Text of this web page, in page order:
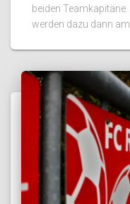
beiden
werden dazu dann am